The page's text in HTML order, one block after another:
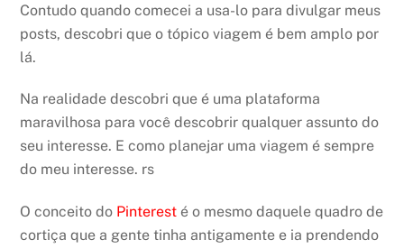
Contudo quando comecei a usa-lo para divulgar meus
posts, descobri que o tópico viagem é bem amplo por
lá.
Na realidade descobri que é uma plataforma
maravilhosa para você descobrir qualquer assunto do
seu interesse. E como planejar uma viagem é sempre
do meu interesse. rs
O conceito do Pinterest é o mesmo daquele quadro de
cortiça que a gente tinha antigamente e ia prendendo